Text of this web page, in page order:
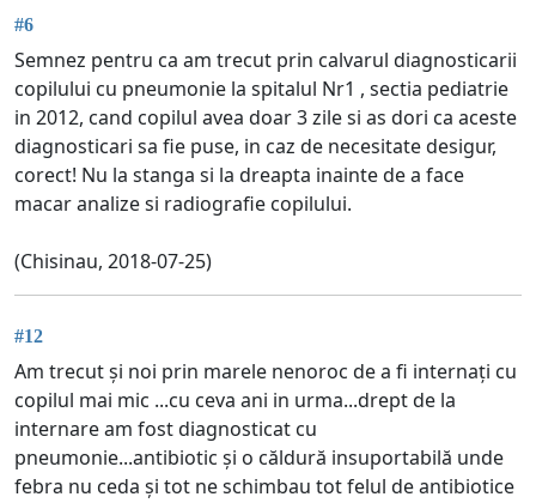
#6
Semnez pentru ca am trecut prin calvarul diagnosticarii
copilului cu pneumonie la spitalul Nr1 , sectia pediatrie
in 2012, cand copilul avea doar 3 zile si as dori ca aceste
diagnosticari sa fie puse, in caz de necesitate desigur,
corect! Nu la stanga si la dreapta inainte de a face
macar analize si radiografie copilului.
(Chisinau, 2018-07-25)
#12
Am trecut și noi prin marele nenoroc de a fi internați cu
copilul mai mic ...cu ceva ani in urma...drept de la
internare am fost diagnosticat cu
pneumonie...antibiotic și o căldură insuportabilă unde
febra nu ceda și tot ne schimbau tot felul de antibiotice